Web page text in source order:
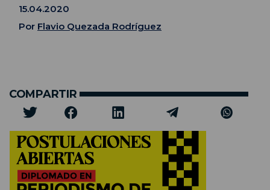
15.04.2020
Por Flavio Quezada Rodríguez
COMPARTIR